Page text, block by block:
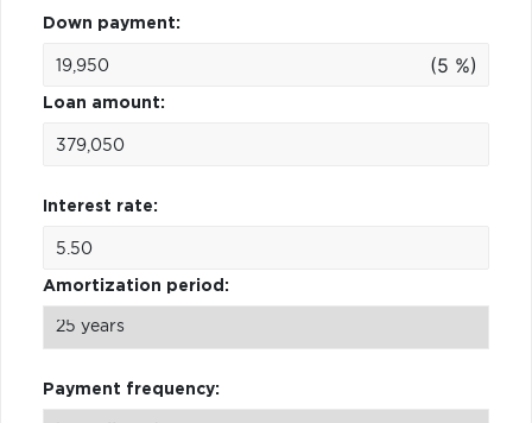
Down payment:
(5 %)
Loan amount:
Interest rate:
Amortization period:
Payment frequency: